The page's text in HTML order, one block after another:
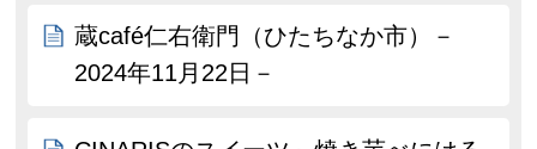
蔵café仁右衛門（ひたちなか市）－
2024年11月22日－